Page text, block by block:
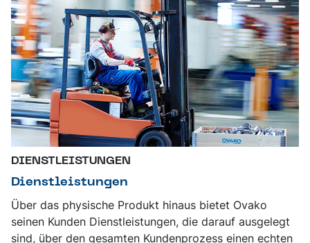
DIENSTLEISTUNGEN
Dienstleistungen
Über das physische Produkt hinaus bietet Ovako
seinen Kunden Dienstleistungen, die darauf ausgelegt
sind, über den gesamten Kundenprozess einen echten